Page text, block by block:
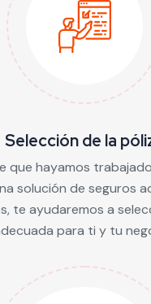
Selección de la
que hayamos
solución de seguros
te ayudaremos a
para ti y tu